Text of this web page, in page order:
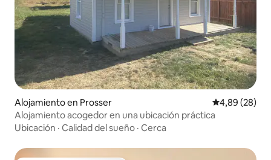
Alojamiento en Prosser Calificación
4,89 (28)
Alojamiento acogedor en una ubicación práctica
Ubicación · Calidad del sueño · Cerca